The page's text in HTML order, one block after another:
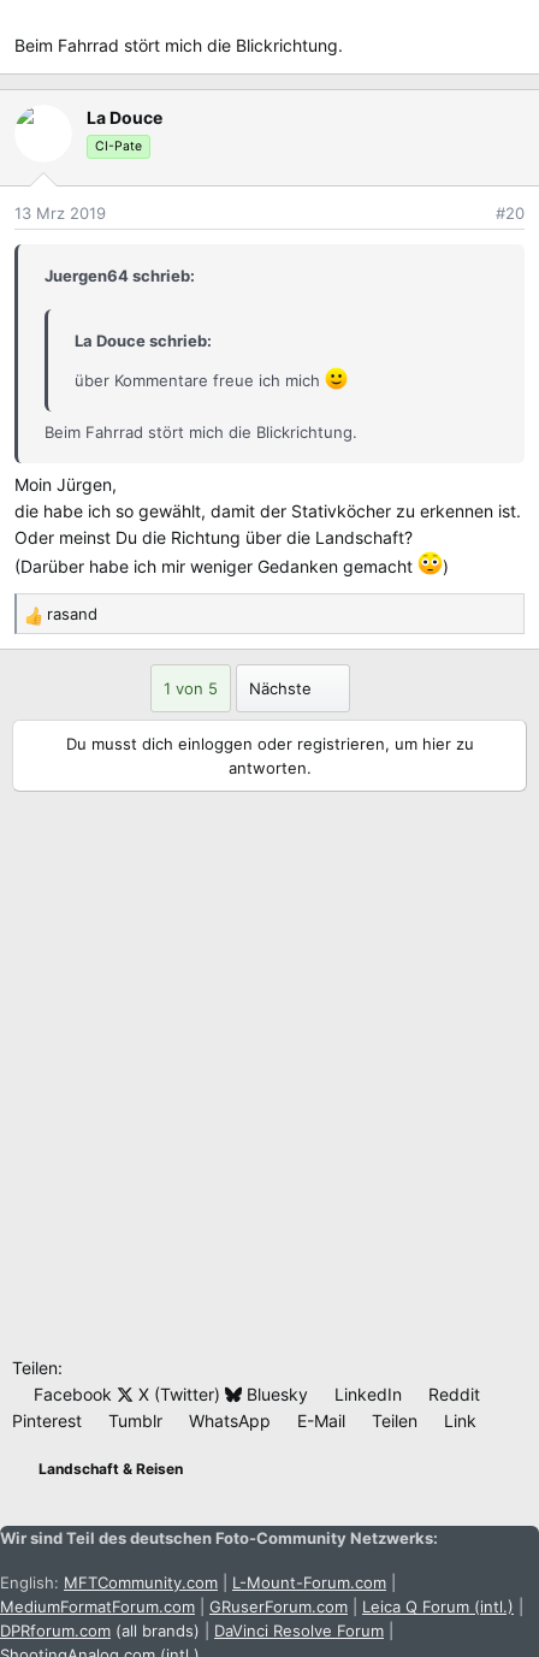
Beim Fahrrad stört mich die Blickrichtung.
La Douce
CI-Pate
13 Mrz 2019 #20
Juergen64 schrieb:
La Douce schrieb:
über Kommentare freue ich mich
Beim Fahrrad stört mich die Blickrichtung.
Moin Jürgen,
die habe ich so gewählt, damit der Stativköcher zu erkennen ist.
Oder meinst Du die Richtung über die Landschaft?
(Darüber habe ich mir weniger Gedanken gemacht
)
R
e
t
n
rasand
1 von 5 Nächste
Du musst dich einloggen oder registrieren, um hier zu
antworten.
Teilen:
Facebook
X (Twitter) Bluesky LinkedIn
Reddit
Pinterest
Tumblr WhatsApp E-Mail Teilen Link
Landschaft & Reisen
Wir sind Teil des deutschen Foto-Community Netzwerks:
English: MFTCommunity.com L-Mount-Forum.com
MediumFormatForum.com
GRuserForum.com Leica Q Forum (intl.)
DPRforum.com (all brands) DaVinci Resolve Forum